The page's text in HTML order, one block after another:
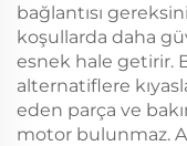
bağlantısı
koşullarda daha
esnek hale getirir.
alternatiflere
eden parça ve
motor bulunmaz.